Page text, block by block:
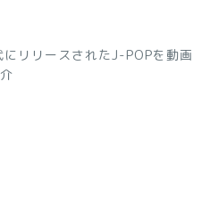
リリースされたJ-POPを動画